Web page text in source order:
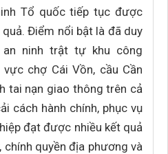
Tổ quốc tiếp tục được
Điểm nổi bật là đã duy
ninh trật tự khu công
vực chợ Cái Vồn, cầu Cần
tai nạn giao thông trên cả
cách hành chính, phục vụ
đạt được nhiều kết quả
chính quyền địa phương và